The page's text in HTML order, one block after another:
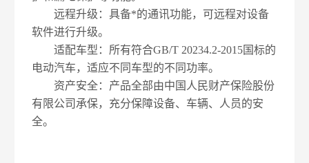
远程升级：具备*的通讯功能，可远程对设备
软件进行升级。
适配车型：所有符合GB/T 20234.2-2015国标的
电动汽车，适应不同车型的不同功率。
资产安全：产品全部由中国人民财产保险股份
有限公司承保，充分保障设备、车辆、人员的安
全。